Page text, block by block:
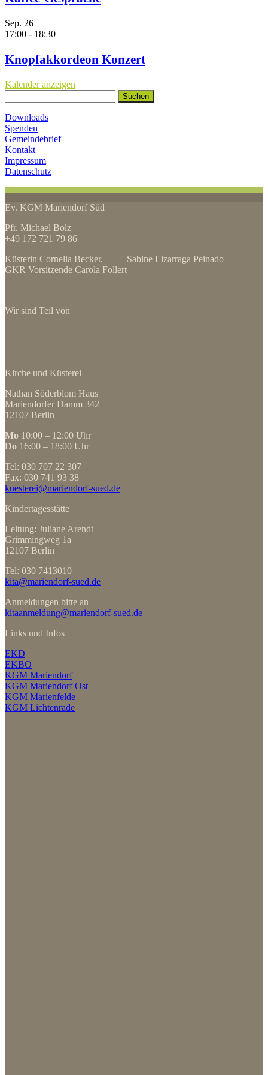
Sep. 26
17:00 - 18:30
Knopfakkordeon Konzert
Kalender anzeigen
nach:
Downloads
Spenden
Gemeindebrief
Kontakt
Impressum
Datenschutz
Ev. KGM Mariendorf Süd
Pfr. Michael Bolz
+49 172 721 79 86
Küsterin Cornelia Becker, Sabine Lizarraga Peinado
GKR Vorsitzende Carola Follert
Wir sind Teil von
Kirche und Küsterei
Nathan Söderblom Haus
Mariendorfer Damm 342
12107 Berlin
Mo 10:00 – 12:00 Uhr
Do 16:00 – 18:00 Uhr
Tel: 030 707 22 307
Fax: 030 741 93 38
kuesterei@mariendorf-sued.de
Kindertagesstätte
Leitung: Juliane Arendt
Grimmingweg 1a
12107 Berlin
Tel: 030 7413010
kita@mariendorf-sued.de
Anmeldungen bitte an
kitaanmeldung@mariendorf-sued.de
Links und Infos
EKD
EKBO
KGM Mariendorf
KGM Mariendorf Ost
KGM Marienfelde
KGM Lichtenrade